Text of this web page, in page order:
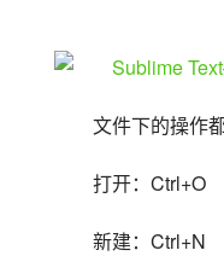
文件下的操作
打开：Ctrl+O
新建：Ctrl+N